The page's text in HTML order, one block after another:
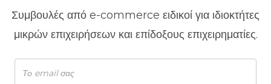
Συμβουλές από e-commerce ειδικοί για ιδιοκτήτες
μικρών επιχειρήσεων και επίδοξους επιχειρηματίες.